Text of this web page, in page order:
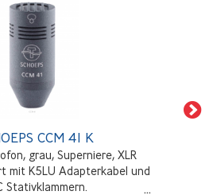
CCM 41 K
grau, Superniere, XLR
mit K5LU Adapterkabel und
Stativklammern.